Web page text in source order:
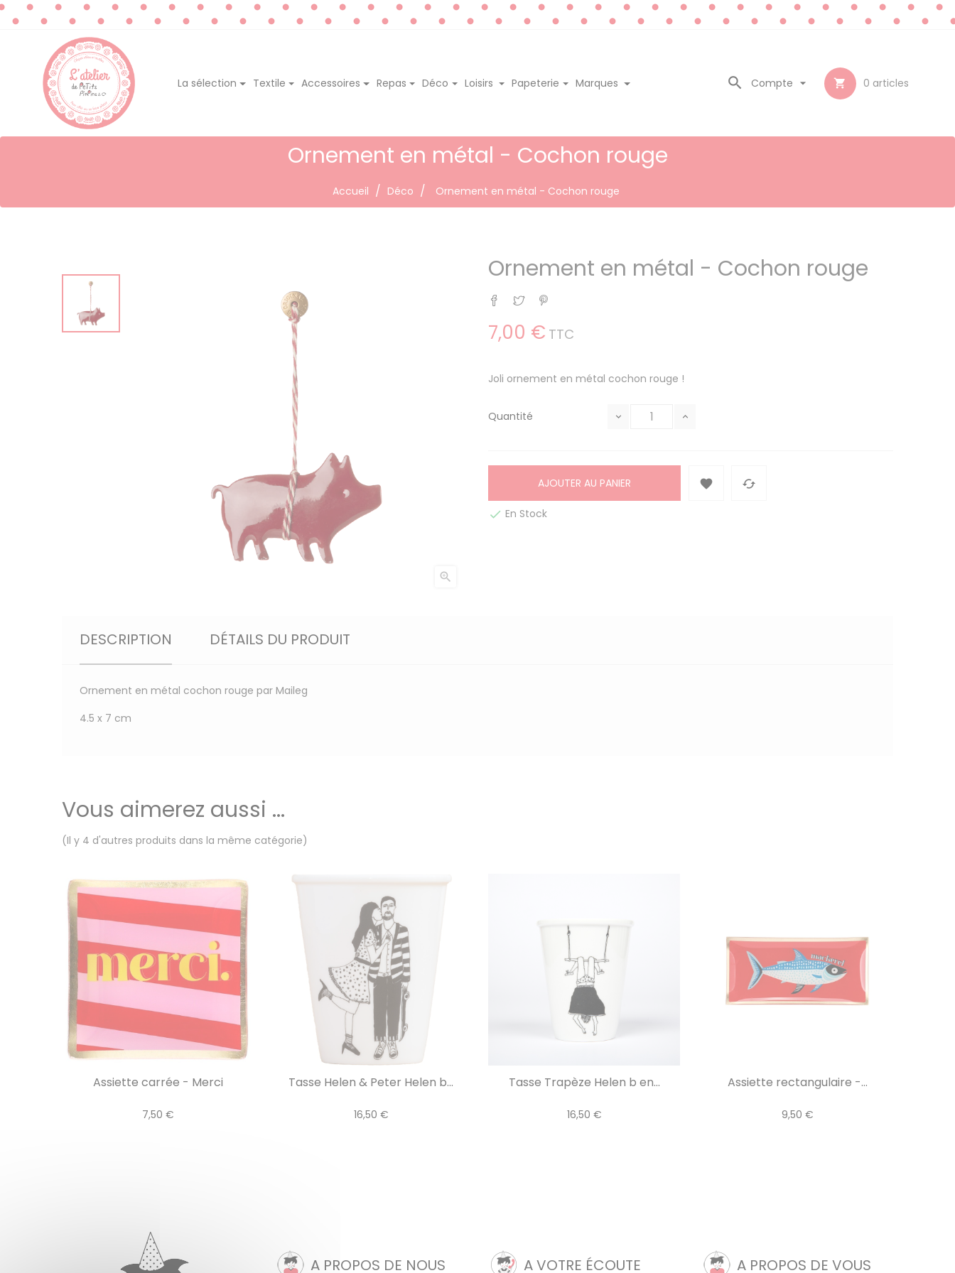
La sélection Textile Accessoires Repas Déco Loisirs Papeterie Marques  0 articles
Compte 

Ornement en métal - Cochon rouge
Accueil Déco Ornement en métal - Cochon rouge

Ornement en métal - Cochon rouge
Partager
Tweet
7,00 € TTC
Joli ornement en métal cochon rouge !
Quantité
AJOUTER AU PANIER  
 En Stock
DESCRIPTION DÉTAILS DU PRODUIT
Ornement en métal cochon rouge par Maileg
4.5 x 7 cm
Vous aimerez aussi ...
(Il y 4 d'autres produits dans la même catégorie)
Assiette carrée - Merci
7,50 €
Tasse Helen & Peter Helen b...
16,50 €
Tasse Trapèze Helen b en...
16,50 €
Assiette rectangulaire -...
9,50 €
A PROPOS DE NOUS A VOTRE ÉCOUTE A PROPOS DE VOUS